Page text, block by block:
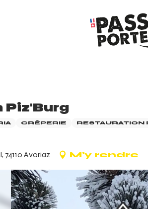
Piz'Burg
CRÊPERIE RESTAURATION
Avoriaz
M'y rendre